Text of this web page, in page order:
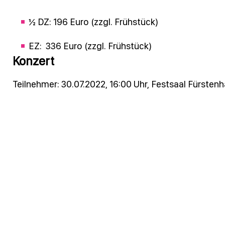
½ DZ: 196 Euro (zzgl. Frühstück)
EZ: 336 Euro (zzgl. Frühstück)
Konzert
Teilnehmer: 30.07.2022, 16:00 Uhr, Festsaal